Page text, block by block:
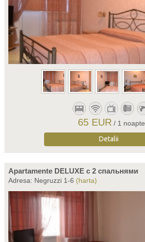
65 EUR / 1 noapte
Detalii
Apartamente DELUXE c 2 спальнями
Adresa: Negruzzi 1-6 (harta)